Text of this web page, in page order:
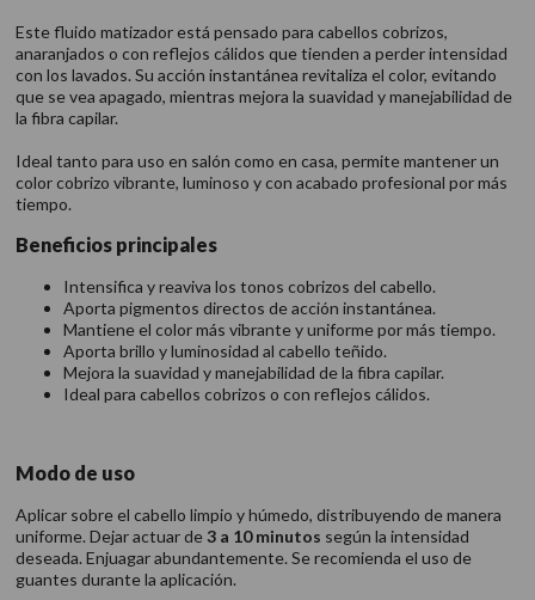
Este fluido matizador está pensado para cabellos cobrizos,
anaranjados o con reflejos cálidos que tienden a perder intensidad
con los lavados. Su acción instantánea revitaliza el color, evitando
que se vea apagado, mientras mejora la suavidad y manejabilidad de
la fibra capilar.
Ideal tanto para uso en salón como en casa, permite mantener un
color cobrizo vibrante, luminoso y con acabado profesional por más
tiempo.
Beneficios principales
Intensifica y reaviva los tonos cobrizos del cabello.
Aporta pigmentos directos de acción instantánea.
Mantiene el color más vibrante y uniforme por más tiempo.
Aporta brillo y luminosidad al cabello teñido.
Mejora la suavidad y manejabilidad de la fibra capilar.
Ideal para cabellos cobrizos o con reflejos cálidos.
Modo de uso
Aplicar sobre el cabello limpio y húmedo, distribuyendo de manera
uniforme. Dejar actuar de3 a 10 minutos según la intensidad
deseada. Enjuagar abundantemente. Se recomienda el uso de
guantes durante la aplicación.